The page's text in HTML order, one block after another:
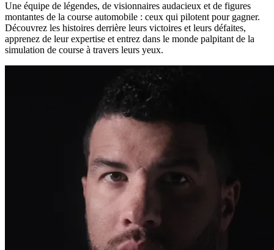
Une équipe de légendes, de visionnaires audacieux et de figures
montantes de la course automobile : ceux qui pilotent pour gagner.
Découvrez les histoires derrière leurs victoires et leurs défaites,
apprenez de leur expertise et entrez dans le monde palpitant de la
simulation de course à travers leurs yeux.